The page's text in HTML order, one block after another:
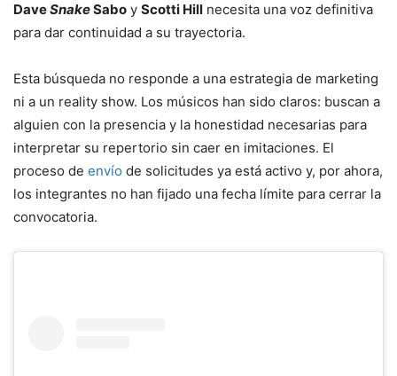
DaveSnakeSabo y Scotti Hill necesita una voz definitiva
para dar continuidad a su trayectoria.
Esta búsqueda no responde a una estrategia de marketing
ni a un reality show. Los músicos han sido claros: buscan a
alguien con la presencia y la honestidad necesarias para
interpretar su repertorio sin caer en imitaciones. El
proceso de envío de solicitudes ya está activo y, por ahora,
los integrantes no han fijado una fecha límite para cerrar la
convocatoria.